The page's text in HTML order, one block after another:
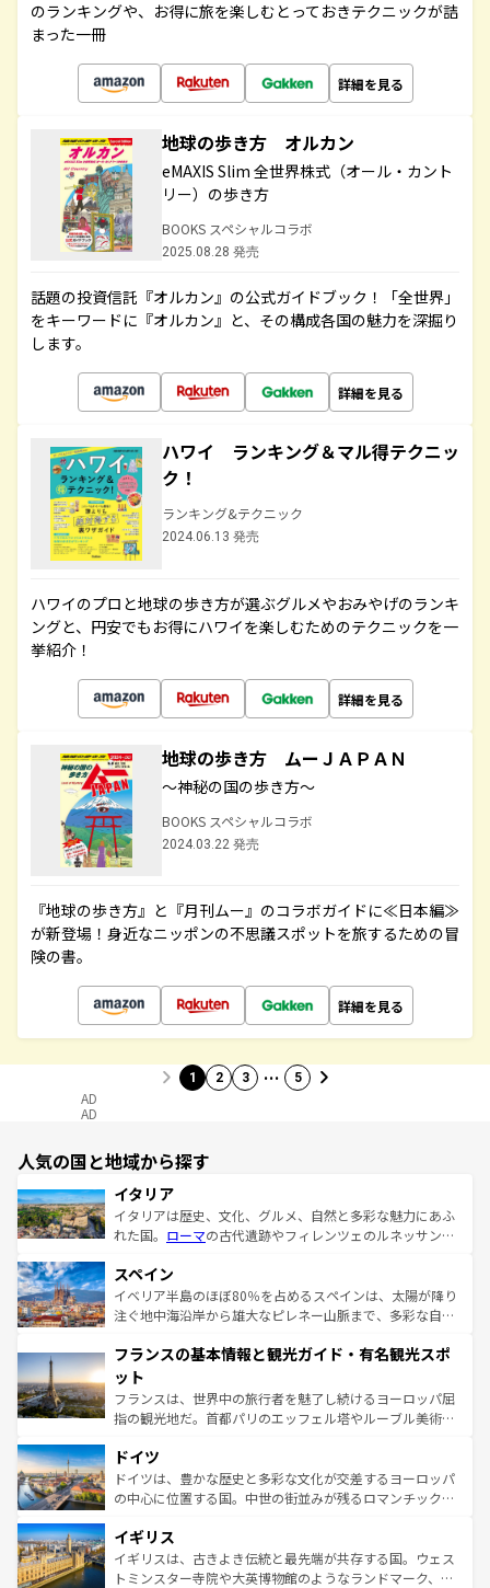
のランキングや、お得に旅を楽しむとっておきテクニックが詰
まった一冊
詳細を見る
地球の歩き方 オルカン
eMAXIS Slim 全世界株式（オール・カント
リー）の歩き方
BOOKS スペシャルコラボ
2025.08.28 発売
話題の投資信託『オルカン』の公式ガイドブック！「全世界」
をキーワードに『オルカン』と、その構成各国の魅力を深掘り
します。
詳細を見る
ハワイ ランキング＆マル得テクニッ
ク！
ランキング&テクニック
2024.06.13 発売
ハワイのプロと地球の歩き方が選ぶグルメやおみやげのランキ
ングと、円安でもお得にハワイを楽しむためのテクニックを一
挙紹介！
詳細を見る
地球の歩き方 ムーＪＡＰＡＮ
～神秘の国の歩き方～
BOOKS スペシャルコラボ
2024.03.22 発売
『地球の歩き方』と『月刊ムー』のコラボガイドに≪日本編≫
が新登場！身近なニッポンの不思議スポットを旅するための冒
険の書。
詳細を見る
1 2 3 … 5
AD
AD
人気の国と地域から探す
イタリア
イタリアは歴史、文化、グルメ、自然と多彩な魅力にあふ
れた国。 ローマの古代遺跡やフィレンツェのルネッサンス
ろん、トスカーナの美しい田園風景やアマルフィ海岸の絶
景など、自然景観も見逃せない。観光の合間には、本場の
ピザやパスタなど、絶品のイタリア料理を堪能することも
ませてくれるイタリアで、忘れられない旅をしてみよう！
なお、新着のイタリア情報は
しい。
スペイン
イベリア半島のほぼ80％を占めるスペインは、太陽が降り
注ぐ地中海沿岸から雄大なピレネー山脈まで、多彩な自然
文化が根付くこの国では、情熱的なフラメンコ、熱気あふ
れる闘牛、そして美味しいタパスが生活の一部となってい
る。首都マドリードの洗練された雰囲気や、バルセロナの
アートに溢れた街角から、地方では古代ローマ遺跡や中世
せる。地方によって風土や気候が異なるスペインはその個
性で訪れる人を魅了する。 なお、新着のスペイン情報は コ
ンテンツ一覧を参照してほしい。
フランスの基本情報と観光ガイド・有名観光スポ
ット
フランスは、世界中の旅行者を魅了し続けるヨーロッパ屈
指の観光地だ。首都パリのエッフェル塔やルーブル美術館
で、幅広い魅力が詰まっている。華麗な宮殿、歴史的な大
聖堂、美しいビーチ、そして豊かな自然が、訪れる者を心
から魅了する。また、フランスは美食の国としても知ら
いる。シャンパンの発祥地であるランス、プロヴァンスの
香り高いラベンダー畑など、多彩な楽しみ方が可能だ。さ
らに、パリ以外の地域にも魅力が溢れており、どの街角に
ドイツ
ドイツは、豊かな歴史と多彩な文化が交差するヨーロッパ
の中心に位置する国。中世の街並みが残るロマンチック街
顔を持つこの国は、どこを歩いても飽きることがない。ベ
ルリンの文化的活気、バイエルン州のアルプスの絶景、そ
してライン川沿いのワイン畑といった風景は必見。ビール
イギリス
イギリスは、古きよき伝統と最先端が共存する国。ウェス
トミンスター寺院や大英博物館のようなランドマーク、歴